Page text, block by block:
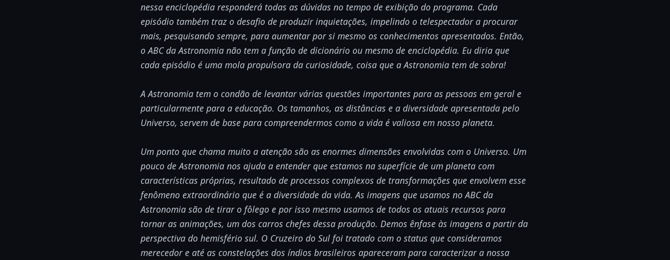
nessa enciclopédia responderá todas as dúvidas no tempo de exibição do programa. Cada
episódio também traz o desafio de produzir inquietações, impelindo o telespectador a procurar
mais, pesquisando sempre, para aumentar por si mesmo os conhecimentos apresentados. Então,
o ABC da Astronomia não tem a função de dicionário ou mesmo de enciclopédia. Eu diria que
cada episódio é uma mola propulsora da curiosidade, coisa que a Astronomia tem de sobra!
A Astronomia tem o condão de levantar várias questões importantes para as pessoas em geral e
particularmente para a educação. Os tamanhos, as distâncias e a diversidade apresentada pelo
Universo, servem de base para compreendermos como a vida é valiosa em nosso planeta.
Um ponto que chama muito a atenção são as enormes dimensões envolvidas com o Universo. Um
pouco de Astronomia nos ajuda a entender que estamos na superfície de um planeta com
características próprias, resultado de processos complexos de transformações que envolvem esse
fenômeno extraordinário que é a diversidade da vida. As imagens que usamos no ABC da
Astronomia são de tirar o fôlego e por isso mesmo usamos de todos os atuais recursos para
tornar as animações, um dos carros chefes dessa produção. Demos ênfase às imagens a partir da
perspectiva do hemisfério sul. O Cruzeiro do Sul foi tratado com o status que consideramos
merecedor e até as constelações dos índios brasileiros apareceram para caracterizar a nossa